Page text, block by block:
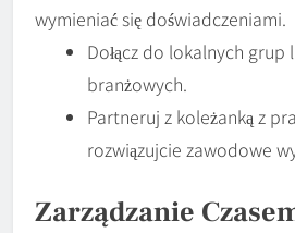
wymieniać się doświadczeniami.
Dołącz do lokalnych grup
branżowych.
Partneruj z koleżanką z
rozwiązujcie zawodowe
Zarządzanie